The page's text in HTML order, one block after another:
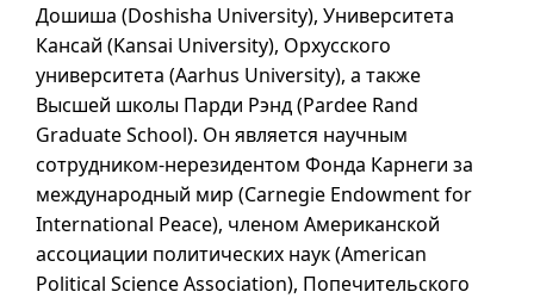
Дошиша (Doshisha University), Университета
Кансай (Kansai University), Орхусского
университета (Aarhus University), а также
Высшей школы Парди Рэнд (Pardee Rand
Graduate School). Он является научным
сотрудником-нерезидентом Фонда Карнеги за
международный мир (Carnegie Endowment for
International Peace), членом Американской
ассоциации политических наук (American
Political Science Association), Попечительского